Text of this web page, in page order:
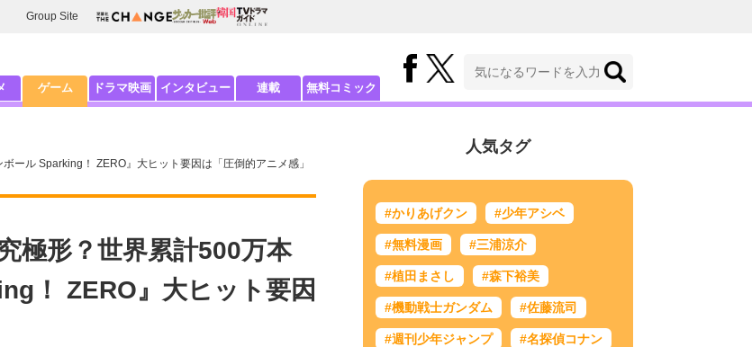
Group Site
ゲーム ドラマ映画 インタビュー 連載 無料コミック
ール Sparking！ ZERO』大ヒット要因は「圧倒的アニメ感」
極形？世界累計500万本
！ ZERO』大ヒット要因
人気タグ
#かりあげクン #少年アシベ
#無料漫画 #三浦涼介
#植田まさし #森下裕美
#機動戦士ガンダム #佐藤流司
#週刊少年ジャンプ #名探偵コナン